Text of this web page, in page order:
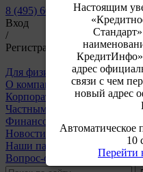
Настоящим
адрес
связи с чем
новый адрес
Автоматическое
10
Перейти
8 (495) 609-64-24
Вход
/
Регистрация
Для физических лицДля
О компании
Корпоративным клиентам
Частным клиентам
Финансовым управляющим
Новости
Наши партнеры
Вопрос-ответ